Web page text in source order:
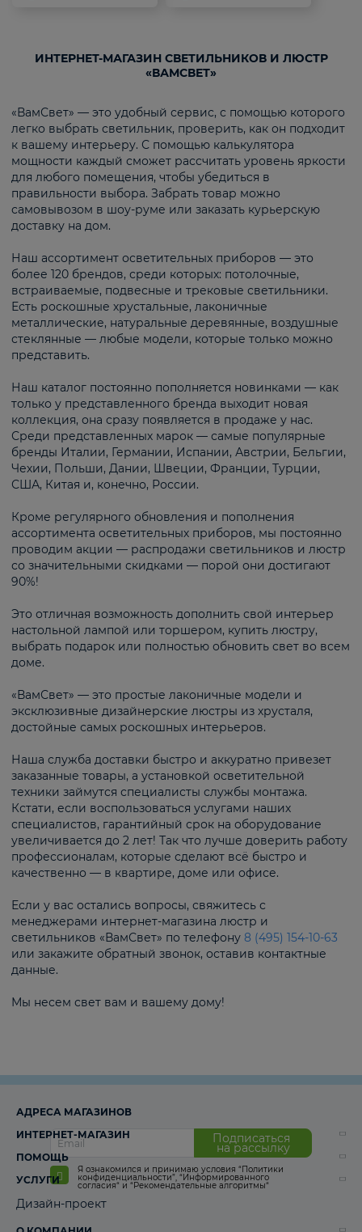
ИНТЕРНЕТ-МАГАЗИН СВЕТИЛЬНИКОВ И ЛЮСТР
«ВАМСВЕТ»
«ВамСвет» — это удобный сервис, с помощью которого
легко выбрать светильник, проверить, как он подходит
к вашему интерьеру. С помощью калькулятора
мощности каждый сможет рассчитать уровень яркости
для любого помещения, чтобы убедиться в
правильности выбора. Забрать товар можно
самовывозом в шоу-руме или заказать курьерскую
доставку на дом.
Наш ассортимент осветительных приборов — это
более 120 брендов, среди которых: потолочные,
встраиваемые, подвесные и трековые светильники.
Есть роскошные хрустальные, лаконичные
металлические, натуральные деревянные, воздушные
стеклянные — любые модели, которые только можно
представить.
Наш каталог постоянно пополняется новинками — как
только у представленного бренда выходит новая
коллекция, она сразу появляется в продаже у нас.
Среди представленных марок — самые популярные
бренды Италии, Германии, Испании, Австрии, Бельгии,
Чехии, Польши, Дании, Швеции, Франции, Турции,
США, Китая и, конечно, России.
Кроме регулярного обновления и пополнения
ассортимента осветительных приборов, мы постоянно
проводим акции — распродажи светильников и люстр
со значительными скидками — порой они достигают
90%!
Это отличная возможность дополнить свой интерьер
настольной лампой или торшером, купить люстру,
выбрать подарок или полностью обновить свет во всем
доме.
«ВамСвет» — это простые лаконичные модели и
эксклюзивные дизайнерские люстры из хрусталя,
достойные самых роскошных интерьеров.
Наша служба доставки быстро и аккуратно привезет
заказанные товары, а установкой осветительной
техники займутся специалисты службы монтажа.
Кстати, если воспользоваться услугами наших
специалистов, гарантийный срок на оборудование
увеличивается до 2 лет! Так что лучше доверить работу
профессионалам, которые сделают всё быстро и
качественно — в квартире, доме или офисе.
Если у вас остались вопросы, свяжитесь с
менеджерами интернет-магазина люстр и
светильников «ВамСвет» по телефону 8 (495) 154-10-63
или закажите обратный звонок, оставив контактные
данные.
Мы несем свет вам и вашему дому!
Подписаться
на рассылку
Я ознакомился и принимаю условия “Политики
конфиденциальности”, “Информированного
согласия“ и “Рекомендательные алгоритмы“
АДРЕСА МАГАЗИНОВ
ИНТЕРНЕТ-МАГАЗИН
ПОМОЩЬ
УСЛУГИ
Дизайн-проект